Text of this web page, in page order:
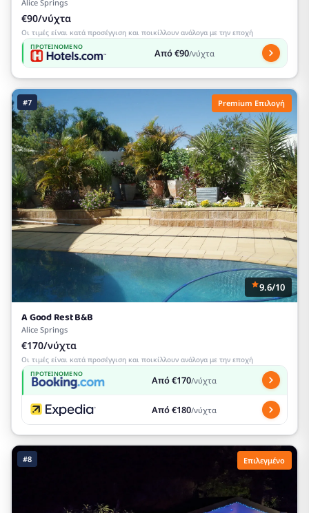
Alice Springs
€90/νύχτα
Οι τιμές είναι κατά προσέγγιση και ποικίλλουν ανάλογα με την εποχή
ΠΡΟΤΕΙΝΌΜΕΝΟ Από €90/νύχτα
#7 Premium Επιλογή
9.6/10
A Good Rest B&B
Alice Springs
€170/νύχτα
Οι τιμές είναι κατά προσέγγιση και ποικίλλουν ανάλογα με την εποχή
ΠΡΟΤΕΙΝΌΜΕΝΟ Από €170/νύχτα
Από €180/νύχτα
#8 Επιλεγμένο